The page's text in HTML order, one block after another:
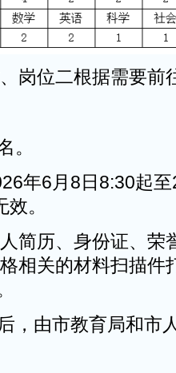
岗位二根据需要前
。
年6月8日8:30起
。
简历、身份证、荣
相关的材料扫描件
，由市教育局和市